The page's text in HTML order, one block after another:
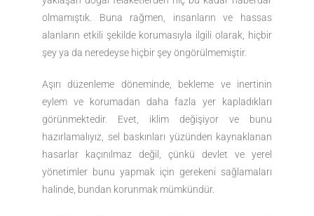
olmamıştık. Buna rağmen, insanların ve hassas
alanların etkili şekilde korumasıyla ilgili olarak, hiçbir
şey ya da neredeyse hiçbir şey öngörülmemiştir.
Aşırı düzenleme döneminde, bekleme ve inertinin
eylem ve korumadan daha fazla yer kapladıkları
görünmektedir. Evet, iklim değişiyor ve bunu
hazırlamalıyız, sel baskınları yüzünden kaynaklanan
hasarlar kaçınılmaz değil, çünkü devlet ve yerel
yönetimler bunu yapmak için gerekeni sağlamaları
halinde, bundan korunmak mümkündür.